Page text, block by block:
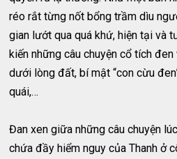
réo rắt từng nốt bổng trầm dìu
gian lướt qua quá khứ, hiện tại và
kiến những câu chuyện cổ tích
dưới lòng đất, bí mật “con cừu
quái,…
Đan xen giữa những câu chuyện
chứa đầy hiểm nguy của Thanh ở